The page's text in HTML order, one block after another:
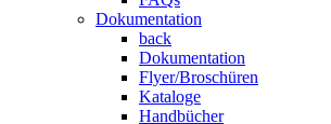
Dokumentation
back
Dokumentation
Flyer/Broschüren
Kataloge
Handbücher